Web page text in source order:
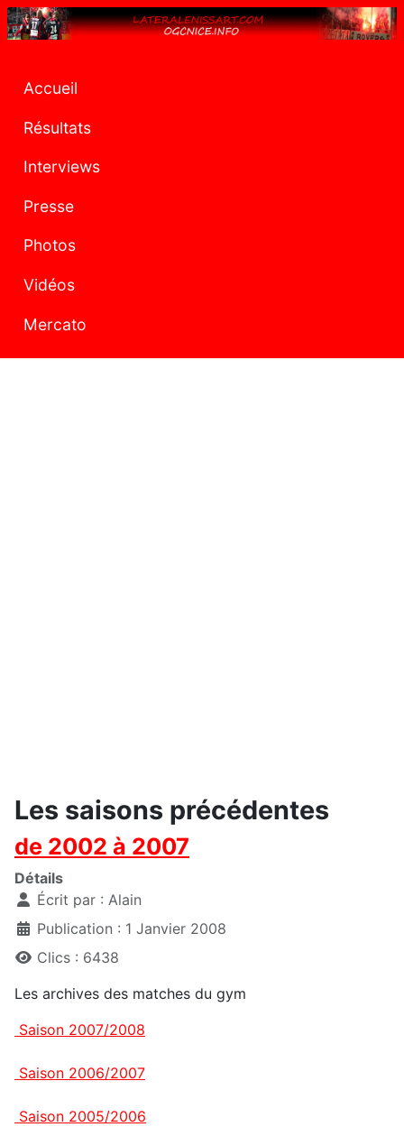
Accueil
Résultats
Interviews
Presse
Photos
Vidéos
Mercato
Les saisons précédentes
de 2002 à 2007
Détails
Écrit par : Alain
Publication : 1 Janvier 2008
Clics : 6438
Les archives des matches du gym
Saison 2007/2008
Saison 2006/2007
Saison 2005/2006